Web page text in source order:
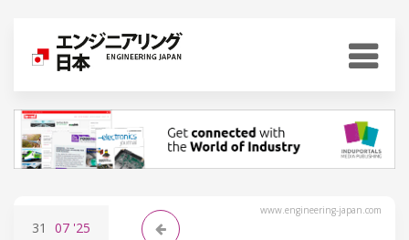
www.engineering-japan.com
31 07 '25